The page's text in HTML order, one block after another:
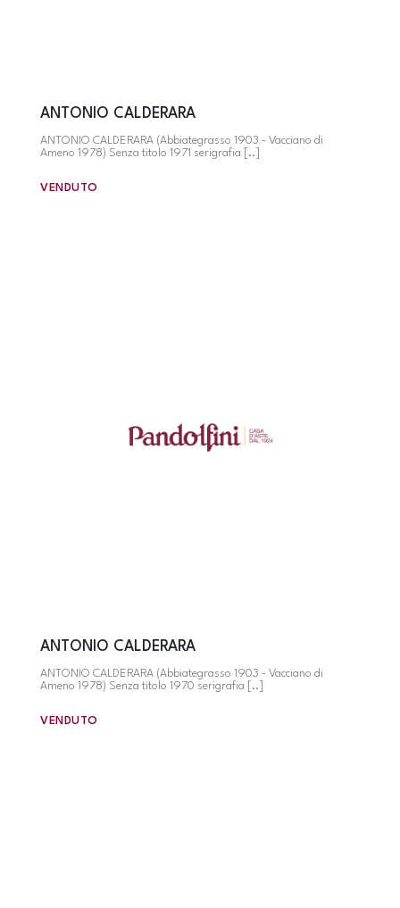
ANTONIO CALDERARA
ANTONIO CALDERARA (Abbiategrasso 1903 - Vacciano di
Ameno 1978) Senza titolo 1971 serigrafia [..]
VENDUTO
ANTONIO CALDERARA
ANTONIO CALDERARA (Abbiategrasso 1903 - Vacciano di
Ameno 1978) Senza titolo 1970 serigrafia [..]
VENDUTO